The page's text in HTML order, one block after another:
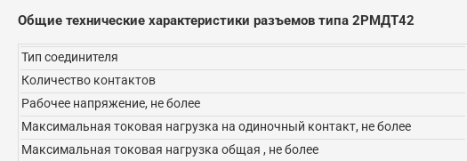
Общие технические характеристики разъемов типа 2РМДТ42
Тип соединителя
Количество контактов
Рабочее напряжение, не более
Максимальная токовая нагрузка на одиночный контакт, не более
Максимальная токовая нагрузка общая , не более